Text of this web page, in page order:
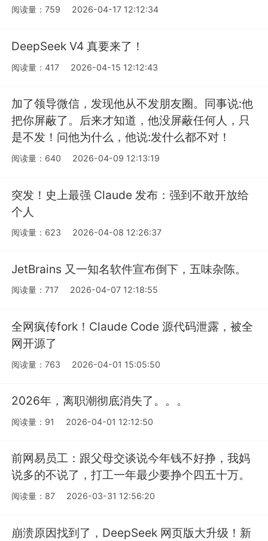
阅读量：759 2026-04-17 12:12:34
DeepSeek V4 真要来了！
阅读量：417 2026-04-15 12:12:43
加了领导微信，发现他从不发朋友圈。同事说:他
把你屏蔽了。后来才知道，他没屏蔽任何人，只
是不发！问他为什么，他说:发什么都不对！
阅读量：640 2026-04-09 12:13:19
突发！史上最强 Claude 发布：强到不敢开放给
个人
阅读量：623 2026-04-08 12:26:37
JetBrains 又一知名软件宣布倒下，五味杂陈。
阅读量：717 2026-04-07 12:18:55
全网疯传fork！Claude Code 源代码泄露，被全
网开源了
阅读量：763 2026-04-01 15:05:50
2026年，离职潮彻底消失了。。。
阅读量：91 2026-04-01 12:12:50
前网易员工：跟父母交谈说今年钱不好挣，我妈
说多的不说了，打工一年最少要挣个四五十万。
阅读量：87 2026-03-31 12:56:20
崩溃原因找到了，DeepSeek 网页版大升级！新